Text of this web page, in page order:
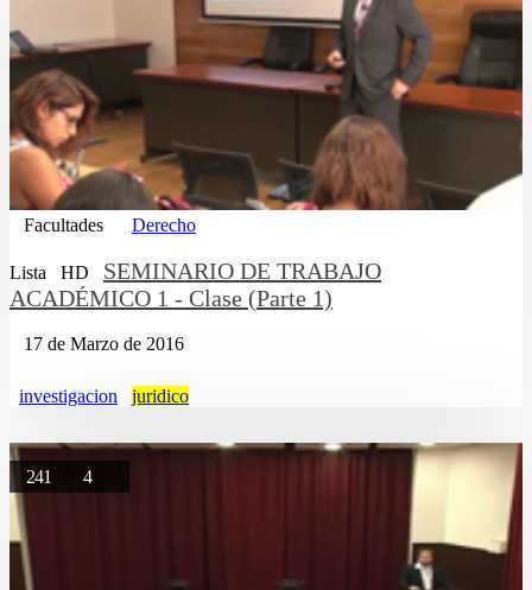
Facultades Derecho
Lista HD
SEMINARIO DE TRABAJO
ACADÉMICO 1 - Clase (Parte 1)
17 de Marzo de 2016
investigacion juridico
241 4